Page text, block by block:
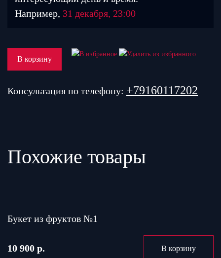
Например, 31 декабря, 23:00
В корзину
Консультация по телефону: +79160117202
Похожие товары
Букет из фруктов №1
10 900 р. В корзину